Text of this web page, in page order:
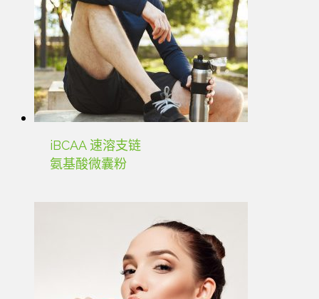
iBCAA 速溶支链
氨基酸微囊粉